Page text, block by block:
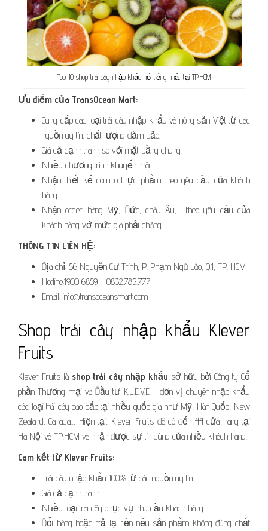
Top 10 shop trái cây nhập khẩu nổi tiếng nhất tại TP.HCM
Ưu điểm của TransOcean Mart:
Cung cấp các loại trái cây nhập khẩu và nông sản Việt từ các
nguồn uy tín, chất lượng đảm bảo.
Giá cả cạnh tranh so với mặt bằng chung.
Nhiều chương trình khuyến mãi.
Nhận thiết kế combo thực phẩm theo yêu cầu của khách
hàng.
Nhận order hàng Mỹ, Đức, châu Âu,… theo yêu cầu của
khách hàng với mức giá phải chăng.
THÔNG TIN LIÊN HỆ:
Địa chỉ: 56 Nguyễn Cư Trinh, P. Phạm Ngũ Lão, Q.1, TP. HCM
Hotline:1900 6859 – 0832.785.777
Email: info@transoceansmart.com
Shop trái cây nhập khẩu Klever
Fruits
Klever Fruits là shop trái cây nhập khẩu sở hữu bởi Công ty Cổ
phần Thương mại và Đầu tư K.L.E.V.E – đơn vị chuyên nhập khẩu
các loại trái cây cao cấp tại nhiều quốc gia như Mỹ, Hàn Quốc, New
Zealand, Canada… Hiện tại, Klever Fruits đã có đến 44 cửa hàng tại
Hà Nội và TP.HCM và nhận được sự tin dùng của nhiều khách hàng.
Cam kết từ Klever Fruits:
Trái cây nhập khẩu 100% từ các nguồn uy tín
Giá cả cạnh tranh
Nhiều loại trái cây phục vụ nhu cầu khách hàng
Đổi hàng hoặc trả lại tiền nếu sản phẩm không đúng chất